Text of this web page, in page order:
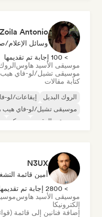
Zoila Antonio
وسائل
> 100 إجابة تم تقديمها
موسيقى الأسيد هاوس
موسيقى تشيل/لو-فاي
كتابة مقالات
الروك البديل
إيقاعات/لو-
موسيقى تشيل/لو-فاي هيب
موسيقى الرقص
ديسكو
N3UX
أمين قائمة
> 2800 إجابة تم تقديمها
موسيقى الأسيد هاوس
إلكترونيكا
إضافة فنانين إلى قائمة